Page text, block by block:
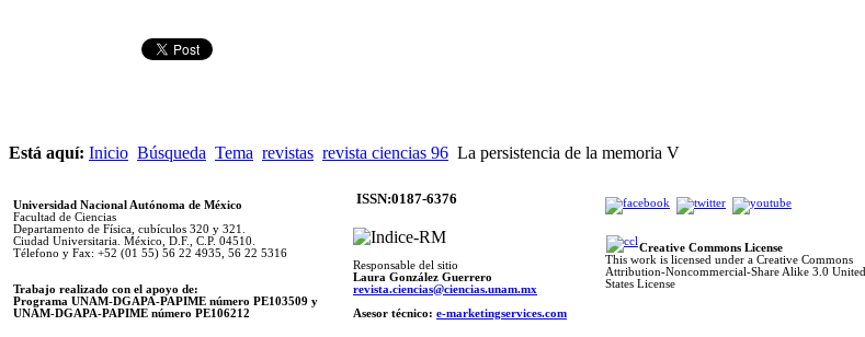
Está aquí: Inicio Búsqueda Tema revistas revista ciencias 96 La persistencia de la memoria V
Universidad Nacional Autónoma de México
Facultad de Ciencias
Departamento de Física, cubículos 320 y 321.
Ciudad Universitaria. México, D.F., C.P. 04510.
Télefono y Fax: +52 (01 55) 56 22 4935, 56 22 5316
Trabajo realizado con el apoyo de:
Programa UNAM-DGAPA-PAPIME número PE103509 y
UNAM-DGAPA-PAPIME número PE106212
ISSN:0187-6376
Responsable del sitio
Laura González Guerrero
revista.ciencias@ciencias.unam.mx
Asesor técnico: e-marketingservices.com
Creative Commons License
This work is licensed under a Creative Commons
Attribution-Noncommercial-Share Alike 3.0 United
States License